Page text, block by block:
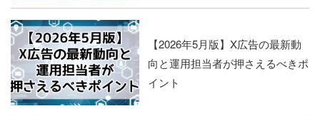
【2026年5月版】X広告の最新動
向と運用担当者が押さえるべきポ
イント